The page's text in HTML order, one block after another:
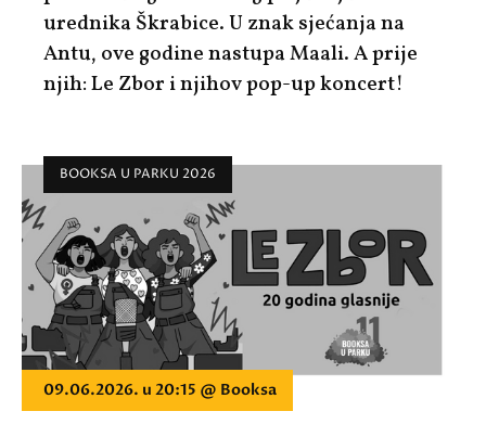
urednika Škrabice. U znak sjećanja na
Antu, ove godine nastupaMaali. A prije
njih: Le Zbor i njihov pop-up koncert!
BOOKSA U PARKU 2026
09.06.2026. u 20:15 @ Booksa